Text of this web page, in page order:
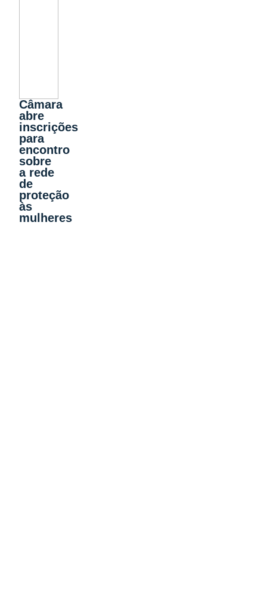
Câmara
abre
inscrições
para
encontro
sobre
a rede
de
proteção
às
mulheres